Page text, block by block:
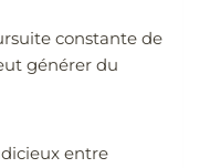
constante de
générer du
entre